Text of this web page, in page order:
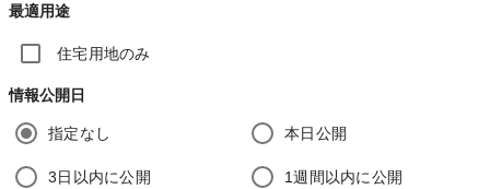
最適用途
住宅用地のみ
情報公開日
指定なし 本日公開
3日以内に公開 1週間以内に公開